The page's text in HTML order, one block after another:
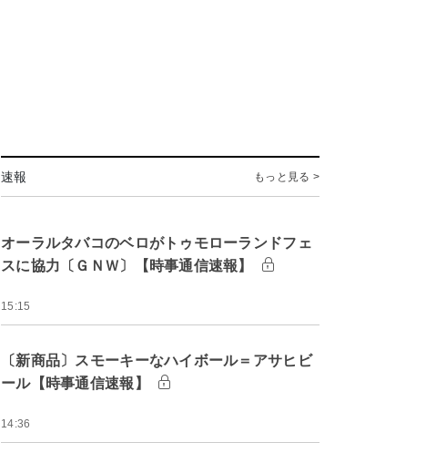
速報 もっと見る >
オーラルタバコのベロがトゥモローランドフェ
スに協力〔ＧＮＷ〕【時事通信速報】
15:15
〔新商品〕スモーキーなハイボール＝アサヒビ
ール【時事通信速報】
14:36